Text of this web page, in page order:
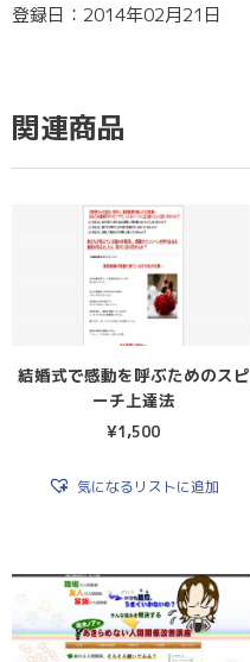
登録日：2014年02月21日
関連商品
結婚式で感動を呼ぶためのスピ
ーチ上達法
¥1,500
気になるリストに追加